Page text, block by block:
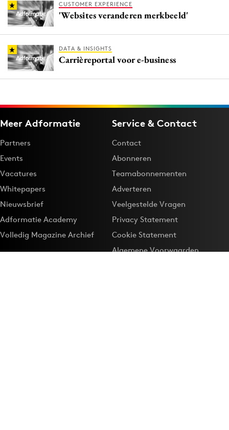
CUSTOMER EXPERIENCE
'Websites veranderen merkbeeld'
DATA & INSIGHTS
Carrièreportal voor e-business
Meer Adformatie
Partners
Events
Vacatures
Whitepapers
Nieuwsbrief
Adformatie Academy
Volledig Magazine Archief
Service & Contact
Contact
Abonneren
Teamabonnementen
Adverteren
Veelgestelde Vragen
Privacy Statement
Cookie Statement
Algemene Voorwaarden